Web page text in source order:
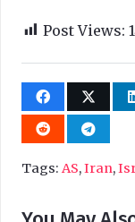
Post Views:
Tags: AS,Iran,